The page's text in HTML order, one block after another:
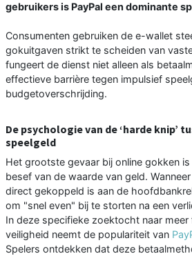
gebruikers is PayPal een dominante
Consumenten gebruiken de e-wallet
gokuitgaven strikt te scheiden van
fungeert de dienst niet alleen als
effectieve barrière tegen impulsief
budgetoverschrijding.
De psychologie van de ‘harde knip’
speelgeld
Het grootste gevaar bij online gokken
besef van de waarde van geld.
direct gekoppeld is aan de
om "snel even" bij te storten na een
In deze specifieke zoektocht naar meer
veiligheid neemt de populariteit van
Spelers ontdekken dat deze